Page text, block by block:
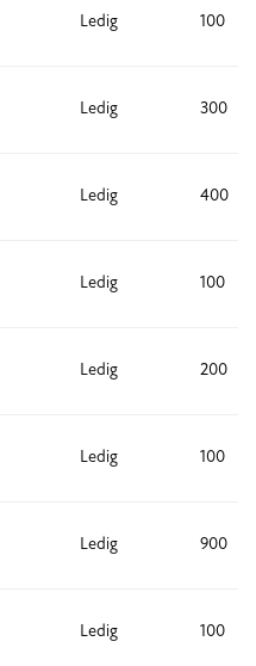
Ledig 100
Ledig 300
Ledig 400
Ledig 100
Ledig 200
Ledig 100
Ledig 900
Ledig 100